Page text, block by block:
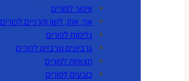
איפור לפורים
אף, אוזן, לשון וקרניים לפורים
גלימות לפורים
גרביונים וגרביים לפורים
חצאיות לפורים
כובעים לפורים